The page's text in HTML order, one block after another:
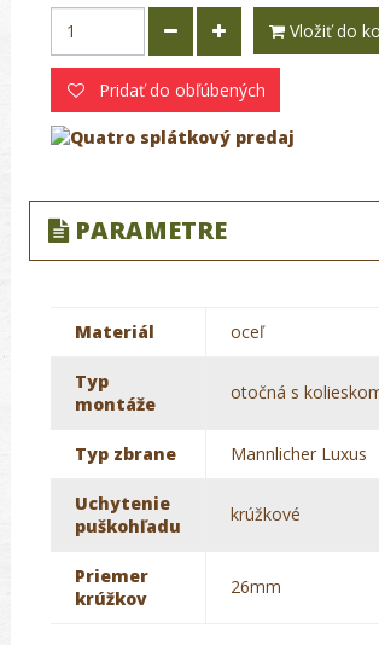
Vložiť do
Pridať do obľúbených
PARAMETRE
Materiál oceľ
Typ
montáže
otočná s
Typ zbrane Mannlicher Luxus
Uchytenie
puškohľadu
krúžkové
Priemer
krúžkov
26mm